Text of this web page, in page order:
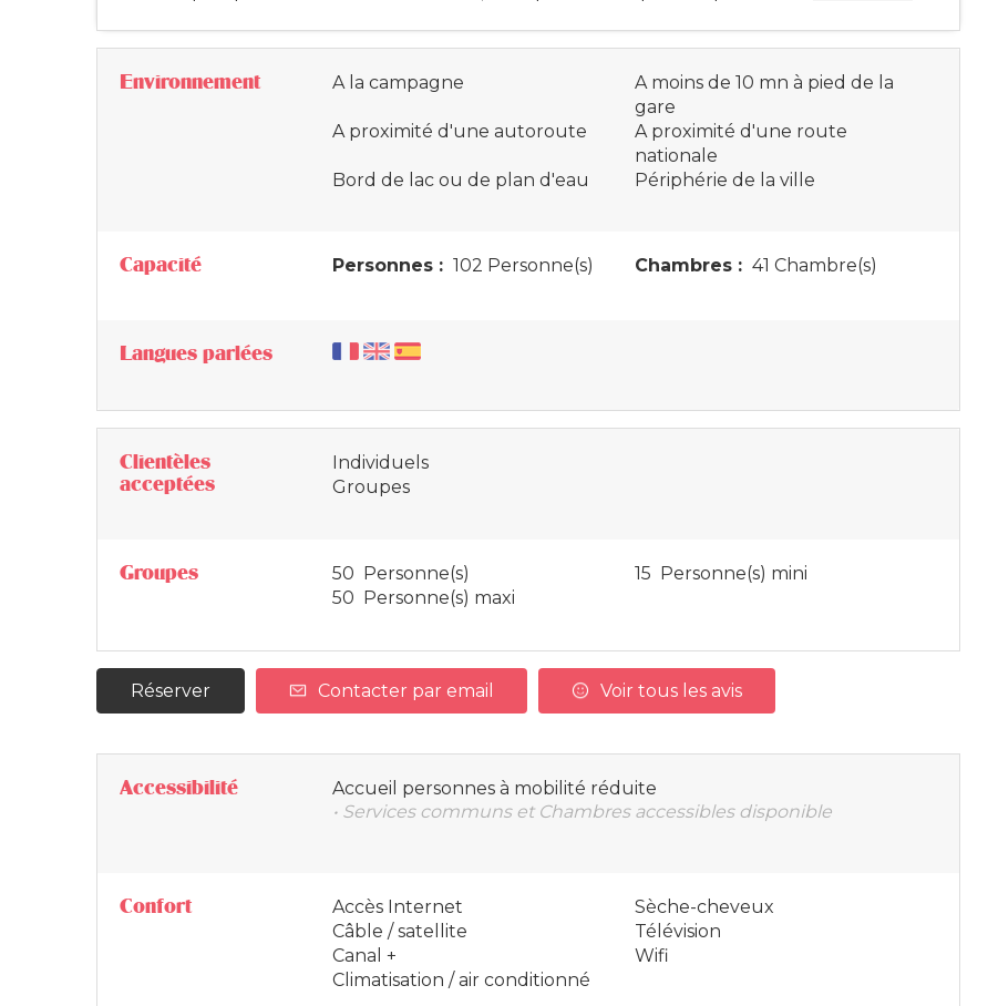
Environnement A la campagne
A moins de 10 mn à pied de la
gare
A proximité d'une autoroute
A proximité d'une route
nationale
Bord de lac ou de plan d'eau
Périphérie de la ville
Capacité Personnes : 102 Personne(s) Chambres : 41 Chambre(s)
Langues parlées
Clientèles
acceptées
Individuels
Groupes
Groupes 50 Personne(s)
15 Personne(s) mini
50 Personne(s) maxi
Réserver Contacter par email Voir tous les avis
Accessibilité
Accueil personnes à mobilité réduite
• Services communs et Chambres accessibles disponible
Confort
Accès Internet
Câble / satellite
Canal +
Climatisation / air conditionné
Sèche-cheveux
Télévision
Wifi